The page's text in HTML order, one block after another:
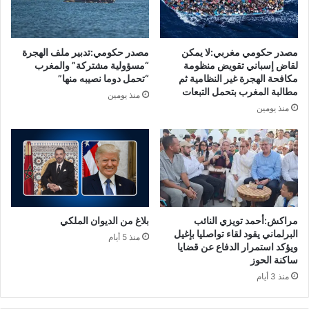
ك
م
م
ه
م
ة
ن
ا
ل
م
خ
د
ر
ا
ت
و
ا
ن
م
ل
م
خ
د
ا
ت
ب
س
ي
د
ي
ا
ل
م
خ
ت
مصدر حكومي مغربي:لا يمكن
لقاض إسباني تقويض منظومة
مكافحة الهجرة غير النظامية ثم
مطالبة المغرب بتحمل التبعات
منذ يومين
مصدر حكومي:تدبير ملف الهجرة
“مسؤولية مشتركة” والمغرب
“تحمل دوما نصيبه منها”
منذ يومين
مراكش:أحمد تويزي النائب
البرلماني يقود لقاء تواصليا بإغيل
ويؤكد استمرار الدفاع عن قضايا
ساكنة الحوز
منذ 3 أيام
بلاغ من الديوان الملكي
منذ 5 أيام